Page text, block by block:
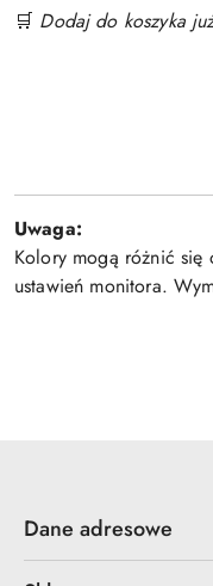
🛒 Dodaj do koszyka
Uwaga:
Kolory mogą różnić się
ustawień monitora.
Dane adresowe